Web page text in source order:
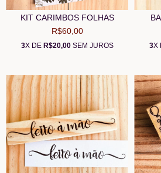
KIT CARIMBOS FOLHAS
R$60,00
3X DE R$20,00SEM JUROS 3X